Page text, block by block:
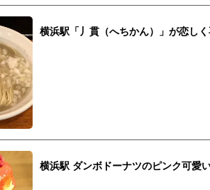
横浜駅「丿貫（へちかん）」が恋し
横浜駅 ダンボドーナツのピンク可愛